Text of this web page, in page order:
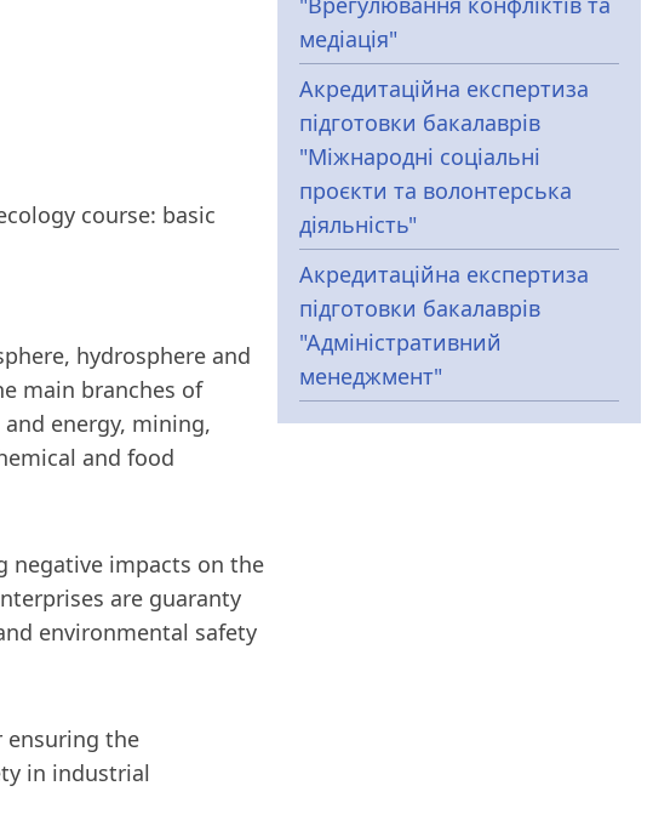
course: basic
hydrosphere and
main branches of
energy, mining,
and food
negative impacts on the
are guaranty
environmental safety
ensuring the
in industrial
медіація"
Акредитаційна експертиза
підготовки бакалаврів
"Міжнародні соціальні
проєкти та волонтерська
діяльність"
Акредитаційна експертиза
підготовки бакалаврів
"Адміністративний
менеджмент"